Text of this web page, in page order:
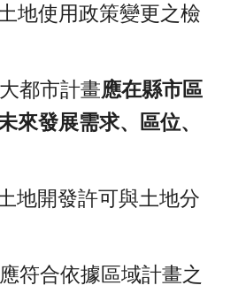
地使用政策變更之檢
大都市計畫
應在縣市區
來發展需求、區位、
地開發許可與土地分